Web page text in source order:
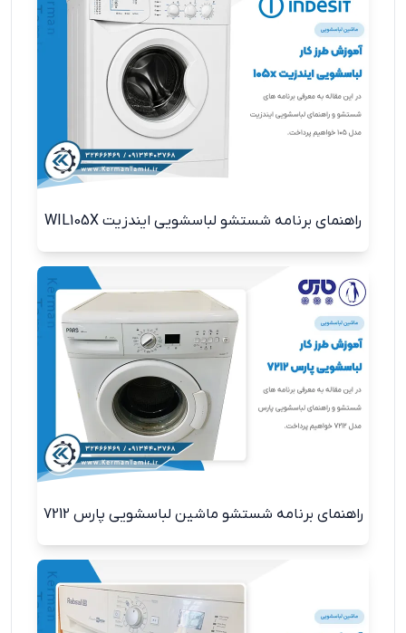
راهنمای برنامه شستشو لباسشویی ایندزیت WIL105X
راهنمای برنامه شستشو ماشین لباسشویی پارس 7212